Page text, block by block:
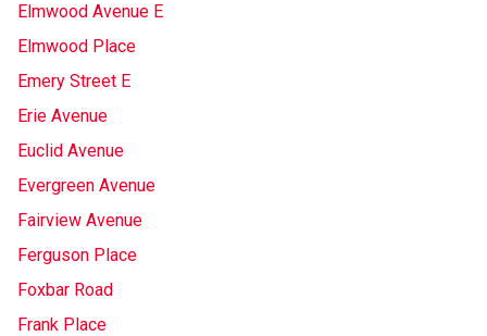
Elmwood Avenue E
Elmwood Place
Emery Street E
Erie Avenue
Euclid Avenue
Evergreen Avenue
Fairview Avenue
Ferguson Place
Foxbar Road
Frank Place